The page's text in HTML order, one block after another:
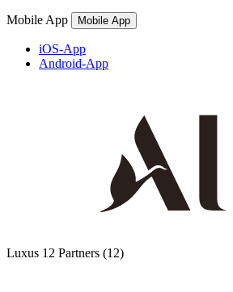
Mobile App Mobile App
iOS-App
Android-App
Luxus 12 Partners (12)